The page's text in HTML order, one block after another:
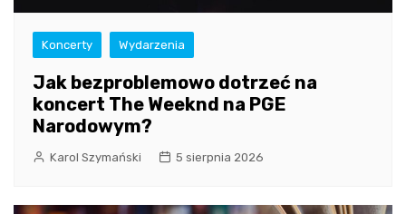
Koncerty Wydarzenia
Jak bezproblemowo dotrzeć na
koncert The Weeknd na PGE
Narodowym?
Karol Szymański 5 sierpnia 2026